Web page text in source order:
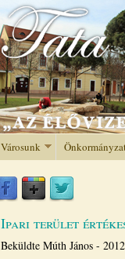
Városunk
Ipari terület
Beküldte Múth János -